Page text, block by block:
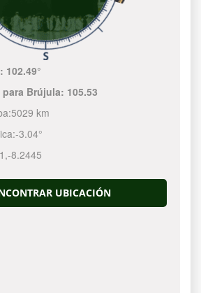
102.49°
Brújula: 105.53
5029 km
-3.04°
,-8.2445
UBICACIÓN